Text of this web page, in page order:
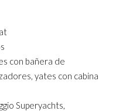
con bañera de
yates con cabina
Superyachts,